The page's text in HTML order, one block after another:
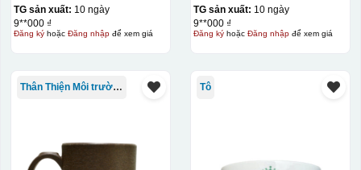
TG sản xuất: 10 ngày
9**000 ₫
Đăng kýhoặc Đăng nhậpđể xem giá
TG sản xuất: 10 ngày
9**000 ₫
Đăng kýhoặc Đăng nhậpđể xem giá
Thân Thiện Môi trường Tô